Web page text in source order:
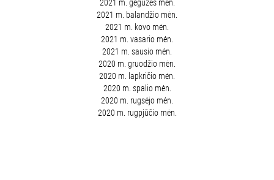
2021 m. gegužės mėn.
2021 m. balandžio mėn.
2021 m. kovo mėn.
2021 m. vasario mėn.
2021 m. sausio mėn.
2020 m. gruodžio mėn.
2020 m. lapkričio mėn.
2020 m. spalio mėn.
2020 m. rugsėjo mėn.
2020 m. rugpjūčio mėn.